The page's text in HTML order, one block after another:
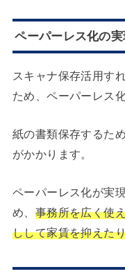
ペーパーレス化の
スキャナ保存活用す
ため、ペーパーレス
紙の書類保存するた
がかかります。
ペーパーレス化が実
め、 事務所を広く使
しして家賃を抑えた